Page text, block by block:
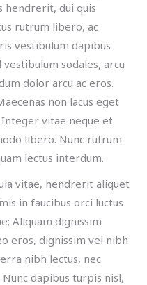
hendrerit, dui quis
rutrum libero, ac
vestibulum dapibus
sodales, arcu
dolor arcu ac eros.
non lacus eget
vitae neque et
libero. Nunc rutrum
lectus interdum.
vitae, hendrerit aliquet
in faucibus orci luctus
Aliquam dignissim
eros, dignissim vel nibh
nibh lectus, nec
dapibus turpis nisl,